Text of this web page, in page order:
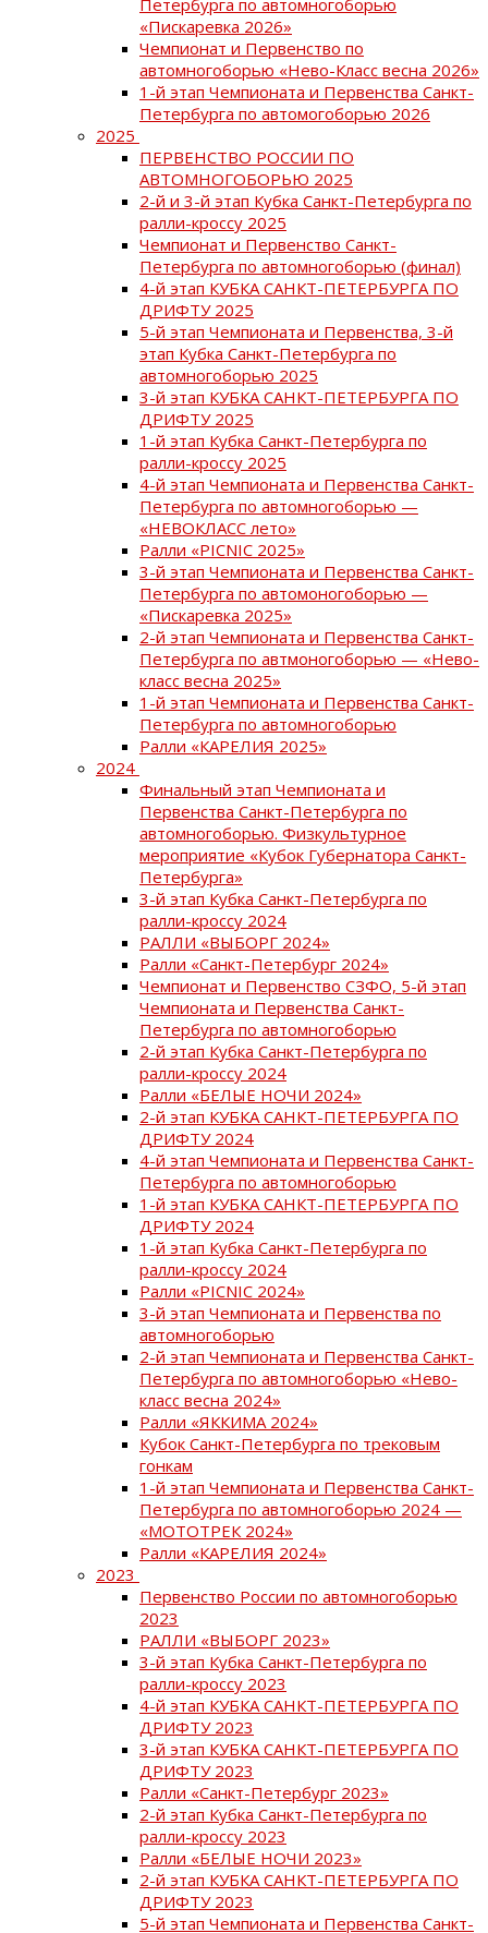
«Пискаревка 2026»
Чемпионат и Первенство по
автомногоборью «Нево-Класс весна 2026»
1-й этап Чемпионата и Первенства Санкт-
Петербурга по автомогоборью 2026
2025
ПЕРВЕНСТВО РОССИИ ПО
АВТОМНОГОБОРЬЮ 2025
2-й и 3-й этап Кубка Санкт-Петербурга по
ралли-кроссу 2025
Чемпионат и Первенство Санкт-
Петербурга по автомногоборью (финал)
4-й этап КУБКА САНКТ-ПЕТЕРБУРГА ПО
ДРИФТУ 2025
5-й этап Чемпионата и Первенства, 3-й
этап Кубка Санкт-Петербурга по
автомногоборью 2025
3-й этап КУБКА САНКТ-ПЕТЕРБУРГА ПО
ДРИФТУ 2025
1-й этап Кубка Санкт-Петербурга по
ралли-кроссу 2025
4-й этап Чемпионата и Первенства Санкт-
Петербурга по автомногоборью —
«НЕВОКЛАСС лето»
Ралли «PICNIC 2025»
3-й этап Чемпионата и Первенства Санкт-
Петербурга по автомоногоборью —
«Пискаревка 2025»
2-й этап Чемпионата и Первенства Санкт-
Петербурга по автмоногоборью — «Нево-
класс весна 2025»
1-й этап Чемпионата и Первенства Санкт-
Петербурга по автомногоборью
Ралли «КАРЕЛИЯ 2025»
2024
Финальный этап Чемпионата и
Первенства Санкт-Петербурга по
автомногоборью. Физкультурное
мероприятие «Кубок Губернатора Санкт-
Петербурга»
3-й этап Кубка Санкт-Петербурга по
ралли-кроссу 2024
РАЛЛИ «ВЫБОРГ 2024»
Ралли «Санкт-Петербург 2024»
Чемпионат и Первенство СЗФО, 5-й этап
Чемпионата и Первенства Санкт-
Петербурга по автомногоборью
2-й этап Кубка Санкт-Петербурга по
ралли-кроссу 2024
Ралли «БЕЛЫЕ НОЧИ 2024»
2-й этап КУБКА САНКТ-ПЕТЕРБУРГА ПО
ДРИФТУ 2024
4-й этап Чемпионата и Первенства Санкт-
Петербурга по автомногоборью
1-й этап КУБКА САНКТ-ПЕТЕРБУРГА ПО
ДРИФТУ 2024
1-й этап Кубка Санкт-Петербурга по
ралли-кроссу 2024
Ралли «PICNIC 2024»
3-й этап Чемпионата и Первенства по
автомногоборью
2-й этап Чемпионата и Первенства Санкт-
Петербурга по автомногоборью «Нево-
класс весна 2024»
Ралли «ЯККИМА 2024»
Кубок Санкт-Петербурга по трековым
гонкам
1-й этап Чемпионата и Первенства Санкт-
Петербурга по автомногоборью 2024 —
«МОТОТРЕК 2024»
Ралли «КАРЕЛИЯ 2024»
2023
Первенство России по автомногоборью
2023
РАЛЛИ «ВЫБОРГ 2023»
3-й этап Кубка Санкт-Петербурга по
ралли-кроссу 2023
4-й этап КУБКА САНКТ-ПЕТЕРБУРГА ПО
ДРИФТУ 2023
3-й этап КУБКА САНКТ-ПЕТЕРБУРГА ПО
ДРИФТУ 2023
Ралли «Санкт-Петербург 2023»
2-й этап Кубка Санкт-Петербурга по
ралли-кроссу 2023
Ралли «БЕЛЫЕ НОЧИ 2023»
2-й этап КУБКА САНКТ-ПЕТЕРБУРГА ПО
ДРИФТУ 2023
5-й этап Чемпионата и Первенства Санкт-